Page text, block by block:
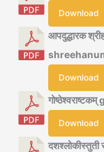
Download
आपदुद्धारक
Download
Download